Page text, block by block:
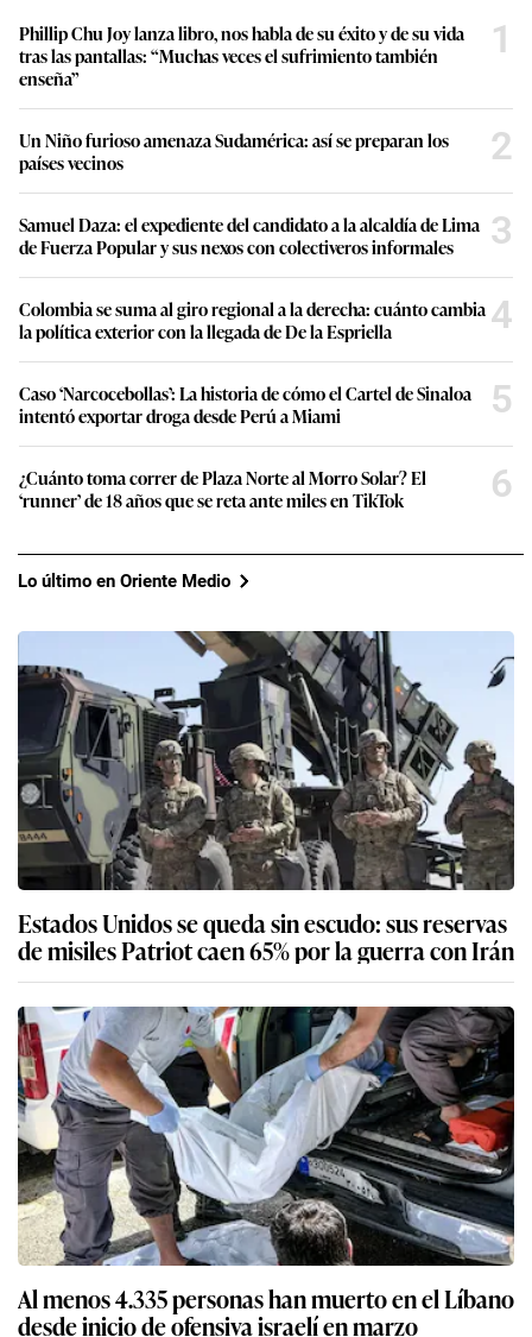
Phillip Chu Joy lanza libro, nos habla de su éxito y de su vida
tras las pantallas: “Muchas veces el sufrimiento también
enseña”
1
Un Niño furioso amenaza Sudamérica: así se preparan los
países vecinos
2
Samuel Daza: el expediente del candidato a la alcaldía de Lima
de Fuerza Popular y sus nexos con colectiveros informales
3
Colombia se suma al giro regional a la derecha: cuánto cambia
la política exterior con la llegada de De la Espriella
4
Caso ‘Narcocebollas’: La historia de cómo el Cartel de Sinaloa
intentó exportar droga desde Perú a Miami
5
¿Cuánto toma correr de Plaza Norte al Morro Solar? El
‘runner’ de 18 años que se reta ante miles en TikTok
6
Lo último en Oriente Medio
Estados Unidos se queda sin escudo: sus reservas
de misiles Patriot caen 65% por la guerra con Irán
Al menos 4.335 personas han muerto en el Líbano
desde inicio de ofensiva israelí en marzo